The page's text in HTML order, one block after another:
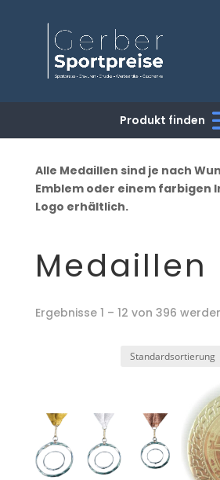
Alle Medaillen sind je nach
Emblem oder einem farbigen
Logo erhältlich.
Medaillen
Ergebnisse 1 – 12 von 396